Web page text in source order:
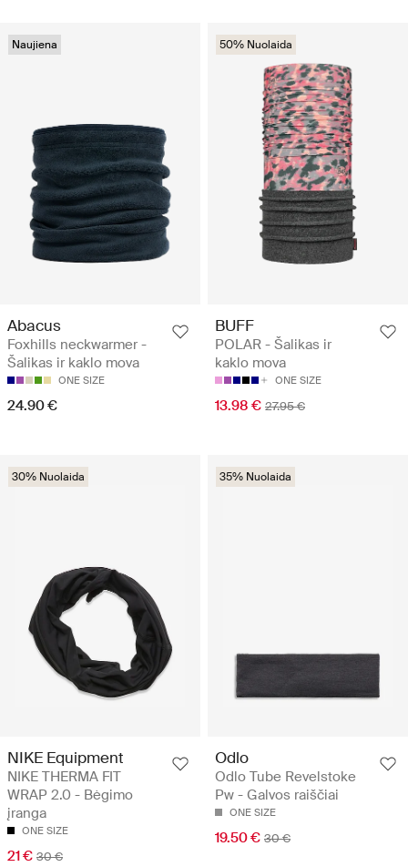
Naujiena
Abacus
Foxhills neckwarmer -
Šalikas ir kaklo mova
ONE SIZE
24.90 €
50% Nuolaida
BUFF
POLAR - Šalikas ir
kaklo mova
ONE SIZE
13.98 € 27.95 €
30% Nuolaida
NIKE Equipment
NIKE THERMA FIT
WRAP 2.0 - Bėgimo
įranga
ONE SIZE
21 € 30 €
35% Nuolaida
Odlo
Odlo Tube Revelstoke
Pw - Galvos raiščiai
ONE SIZE
19.50 € 30 €